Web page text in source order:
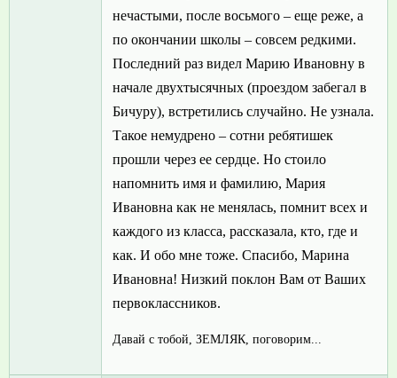
нечастыми, после восьмого – еще реже, а
по окончании школы – совсем редкими.
Последний раз видел Марию Ивановну в
начале двухтысячных (проездом забегал в
Бичуру), встретились случайно. Не узнала.
Такое немудрено – сотни ребятишек
прошли через ее сердце. Но стоило
напомнить имя и фамилию, Мария
Ивановна как не менялась, помнит всех и
каждого из класса, рассказала, кто, где и
как. И обо мне тоже. Спасибо, Марина
Ивановна! Низкий поклон Вам от Ваших
первоклассников.
Давай с тобой, ЗЕМЛЯК, поговорим...